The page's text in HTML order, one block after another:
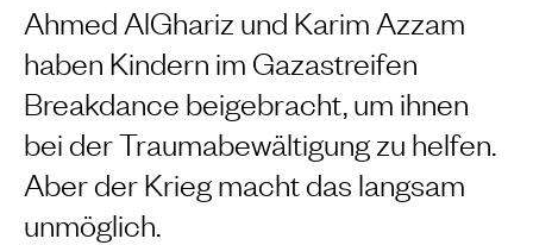
Ahmed AlGhariz und Karim Azzam
haben Kindern im Gazastreifen
Breakdance beigebracht, um ihnen
bei der Traumabewältigung zu helfen.
Aber der Krieg macht das langsam
unmöglich.